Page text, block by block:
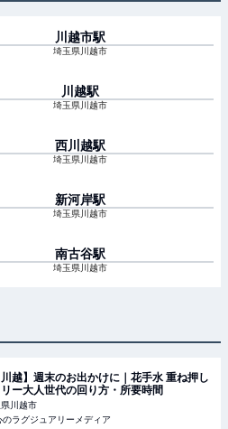
川越市駅
埼玉県川越市
川越駅
埼玉県川越市
西川越駅
埼玉県川越市
新河岸駅
埼玉県川越市
南古谷駅
埼玉県川越市
川越】週末のお出かけに｜花手水 重ね押し
ー大人世代の回り方・所要時間
川越市
ラグジュアリーメディア